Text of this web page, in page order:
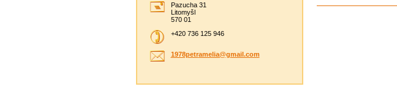
Pazucha 31
Litomyšl
570 01
+420 736 125 946
1978petramelia@gmail.com